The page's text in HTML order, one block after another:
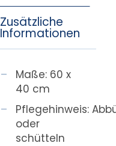
Zusätzliche
Informationen
Maße: 60 x
40 cm
Pflegehinweis:
oder
schütteln